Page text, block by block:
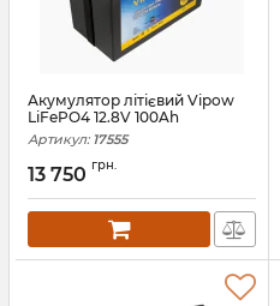
Акумулятор літієвий Vipow
LiFePO4 12.8V 100Ah
Артикул: 17555
13 750 грн.